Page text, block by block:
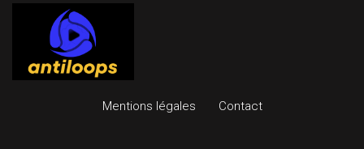
Mentions légales Contact